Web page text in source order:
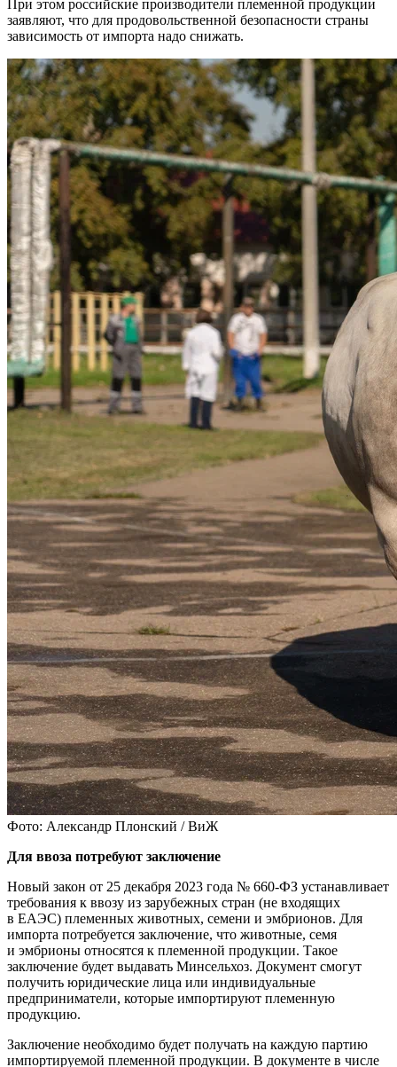
При этом российские производители племенной продукции
заявляют, что для продовольственной безопасности страны
зависимость от импорта надо снижать.
Фото: Александр Плонский / ВиЖ
Для ввоза потребуют заключение
Новый закон от 25 декабря 2023 года № 660-ФЗ устанавливает
требования к ввозу из зарубежных стран (не входящих
в ЕАЭС) племенных животных, семени и эмбрионов. Для
импорта потребуется заключение, что животные, семя
и эмбрионы относятся к племенной продукции. Такое
заключение будет выдавать Минсельхоз. Документ смогут
получить юридические лица или индивидуальные
предприниматели, которые импортируют племенную
продукцию.
Заключение необходимо будет получать на каждую партию
импортируемой племенной продукции. В документе в числе